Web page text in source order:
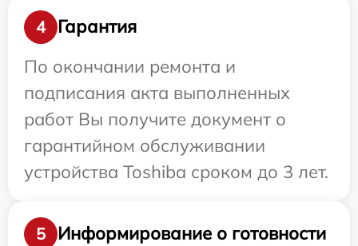
4
Гарантия
По окончании ремонта и
подписания акта выполненных
работ Вы получите документ о
гарантийном обслуживании
устройства Toshiba сроком до 3 лет.
5
Информирование о готовности